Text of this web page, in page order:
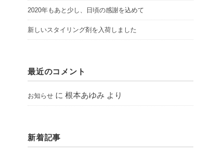
2020年もあと少し、日頃の感謝を込めて
新しいスタイリング剤を入荷しました
最近のコメント
お知らせ に 根本あゆみ より
新着記事